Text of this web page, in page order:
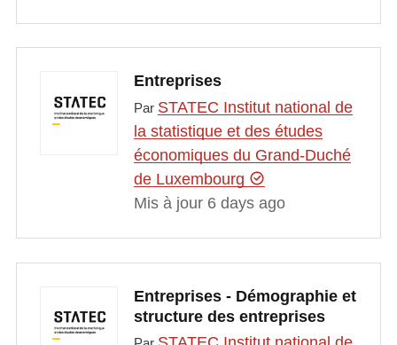
Entreprises
Par STATEC Institut national de
la statistique et des études
économiques du Grand-Duché
de Luxembourg
Mis à jour 6 days ago
Entreprises - Démographie et
structure des entreprises